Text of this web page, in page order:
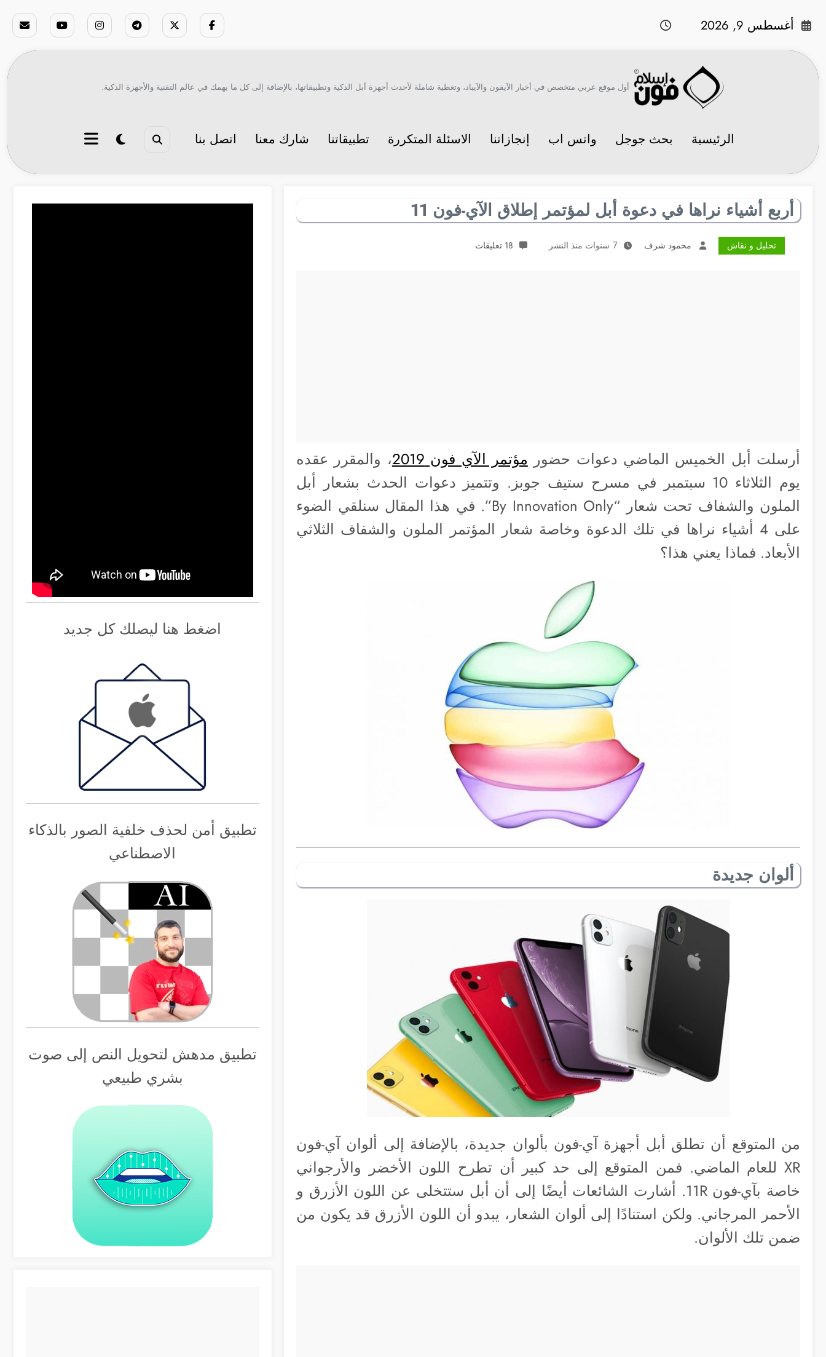
أغسطس 9, 2026
أول موقع عربي متخصص في أخبار الآيفون والآيباد، وتغطية شاملة لأحدث أجهزة أبل الذكية وتطبيقاتها، بالإضافة إلى كل ما يهمك في عالم التقنية والأجهزة الذكية.
الرئيسية بحث جوجل واتس اب إنجازاتنا الاسئلة المتكررة تطبيقاتنا شارك معنا اتصل بنا
أربع أشياء نراها في دعوة أبل لمؤتمر إطلاق الآي-فون 11
تحليل و نقاش محمود شرف 7 سنوات منذ النشر 18 تعليقات
أرسلت أبل الخميس الماضي دعوات حضور مؤتمر الآي فون 2019
، والمقرر عقده
يوم الثلاثاء 10 سبتمبر في مسرح ستيف جوبز. وتتميز دعوات الحدث بشعار أبل
الملون والشفاف تحت شعار “By Innovation Only”. في هذا المقال سنلقي الضوء
على 4 أشياء نراها في تلك الدعوة وخاصة شعار المؤتمر الملون والشفاف الثلاثي
الأبعاد. فماذا يعني هذا؟
ألوان جديدة
من المتوقع أن تطلق أبل أجهزة آي-فون بألوان جديدة، بالإضافة إلى ألوان آي-فون
XR للعام الماضي. فمن المتوقع إلى حد كبير أن تطرح اللون الأخضر والأرجواني
خاصة بآي-فون 11R. أشارت الشائعات أيضًا إلى أن أبل ستتخلى عن اللون الأزرق و
الأحمر المرجاني. ولكن استنادًا إلى ألوان الشعار، يبدو أن اللون الأزرق قد يكون من
ضمن تلك الألوان.
اضغط هنا ليصلك كل جديد
تطبيق أمن لحذف خلفية الصور بالذكاء
الاصطناعي
تطبيق مدهش لتحويل النص إلى صوت
بشري طبيعي